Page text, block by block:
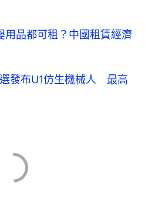
用品都可租？中國租賃經濟
發布U1仿生機械人 最高